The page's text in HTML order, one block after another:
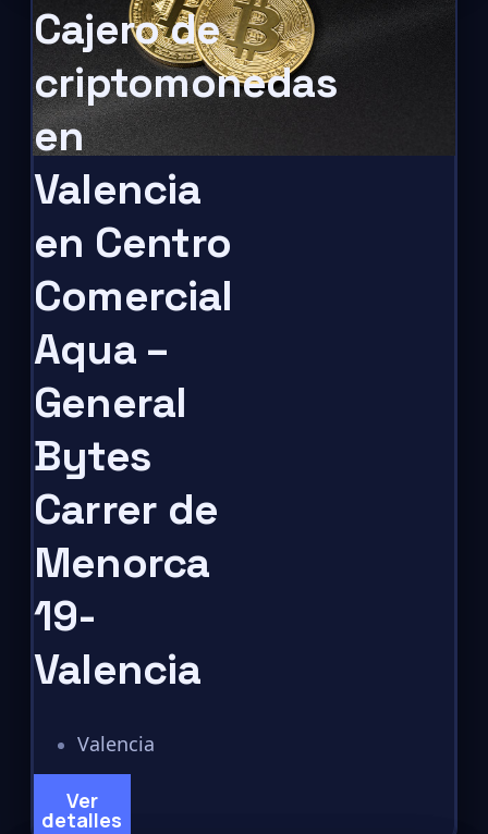
Cajero de
criptomonedas
en
Valencia
en Centro
Comercial
Aqua –
General
Bytes
Carrer de
Menorca
19-
Valencia
Valencia
Ver
detalles